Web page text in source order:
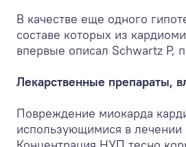
В качестве еще одного
составе которых из
впервые описал Schwartz P,
Лекарственные препараты,
Повреждение миокарда
использующимися в